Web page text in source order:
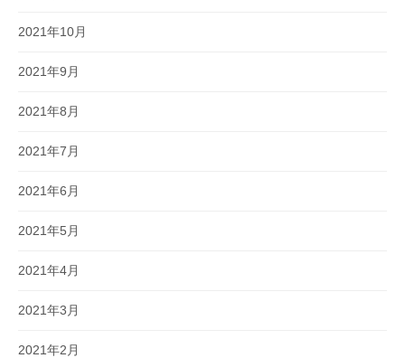
2021年10月
2021年9月
2021年8月
2021年7月
2021年6月
2021年5月
2021年4月
2021年3月
2021年2月